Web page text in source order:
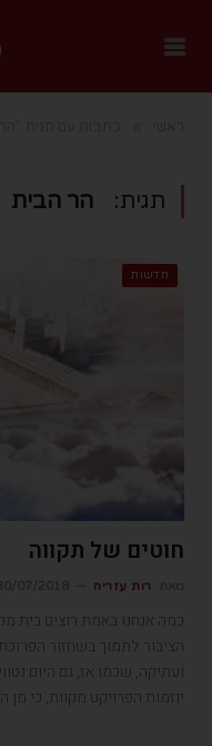
תגית: הר הבית
חדשות
חוטים של תקווה
רות עזריה
כמה אנחנו באמת רוצים בית
הציבור לתמוך בשחזור
ועתיקה, שכמו אז, גם היום
יוזמות הפרויקט מקוות, כי